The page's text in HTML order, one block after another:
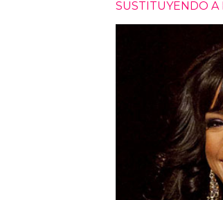
SUSTITUYENDO A